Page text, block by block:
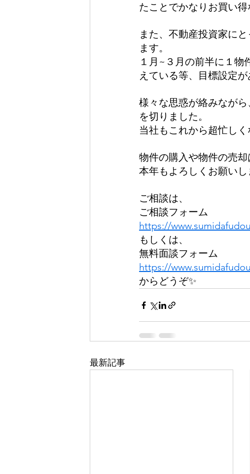
たことでかなりお買い得
また、不動産投資家に
ます。
１月~３月の前半に１物
えている等、目標設定
様々な思惑が絡みなが
を切りました。
当社もこれから超忙しく
物件の購入や物件の売却
本年もよろしくお願いし
ご相談は、
ご相談フォーム
https://
もしくは、
無料面談フォーム
https://
からどうぞ✨
最新記事